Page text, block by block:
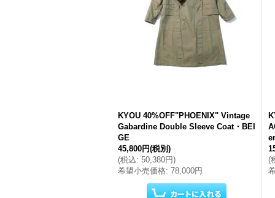
KYOU 40%OFF"PHOENIX" Vintage
Gabardine Double Sleeve Coat・BEI
GE
45,800円(税別)
(税込: 50,380円)
希望小売価格: 78,000円
(